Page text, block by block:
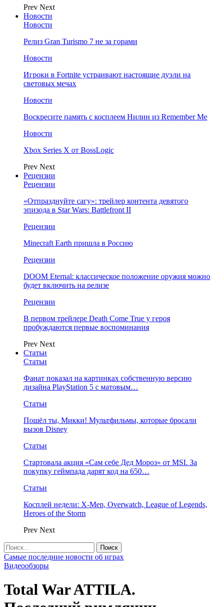
Prev Next
Новости
Новости
Релиз Gran Turismo 7 не за горами
Новости
Игроки в Fortnite устраивают настоящие дуэли на
световых мечах
Новости
Воскресите память с косплеем Нилин из Remember Me
Новости
Xbox Series X от BossLogic
Prev Next
Рецензии
Рецензии
«Отпразднуйте сагу»: трейлер контента девятого
эпизода в Star Wars: Battlefront II
Рецензии
Minecraft Earth пришла в Россию
Рецензии
DOOM Eternal: классическое положение оружия можно
будет включить на релизе
Рецензии
В первом трейлере Death Come True у героя
пробуждаются первые воспоминания
Prev Next
Статьи
Статьи
Фанат показал на картинках собственную версию
дизайна PlayStation 5 с матовым…
Статьи
Пошёл ты, Микки! Мультфильмы, которые бросали
вызов Disney
Статьи
Стартовала акция «Сам себе Дед Мороз» от MSI. За
покупку геймпада дарят код на 650…
Статьи
Косплей недели: X-Men, Overwatch, League of Legends,
Heroes of the Storm
Prev Next
Самые последние новости об играх
Видеообзоры
Total War ATTILA.